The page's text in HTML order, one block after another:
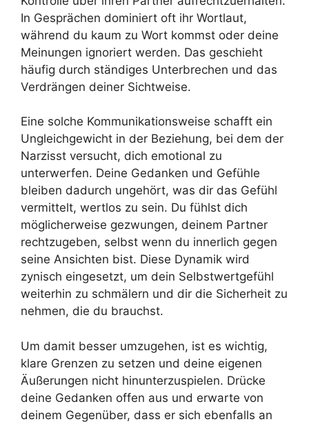
In Gesprächen dominiert oft ihr Wortlaut,
während du kaum zu Wort kommst oder deine
Meinungen ignoriert werden. Das geschieht
häufig durch ständiges Unterbrechen und das
Verdrängen deiner Sichtweise.
Eine solche Kommunikationsweise schafft ein
Ungleichgewicht in der Beziehung, bei dem der
Narzisst versucht, dich emotional zu
unterwerfen. Deine Gedanken und Gefühle
bleiben dadurch ungehört, was dir das Gefühl
vermittelt, wertlos zu sein. Du fühlst dich
möglicherweise gezwungen, deinem Partner
rechtzugeben, selbst wenn du innerlich gegen
seine Ansichten bist. Diese Dynamik wird
zynisch eingesetzt, um dein Selbstwertgefühl
weiterhin zu schmälern und dir die Sicherheit zu
nehmen, die du brauchst.
Um damit besser umzugehen, ist es wichtig,
klare Grenzen zu setzen und deine eigenen
Äußerungen nicht hinunterzuspielen. Drücke
deine Gedanken offen aus und erwarte von
deinem Gegenüber, dass er sich ebenfalls an